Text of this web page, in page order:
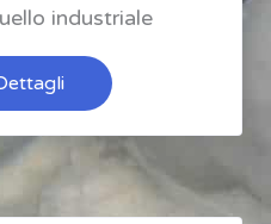
industriale